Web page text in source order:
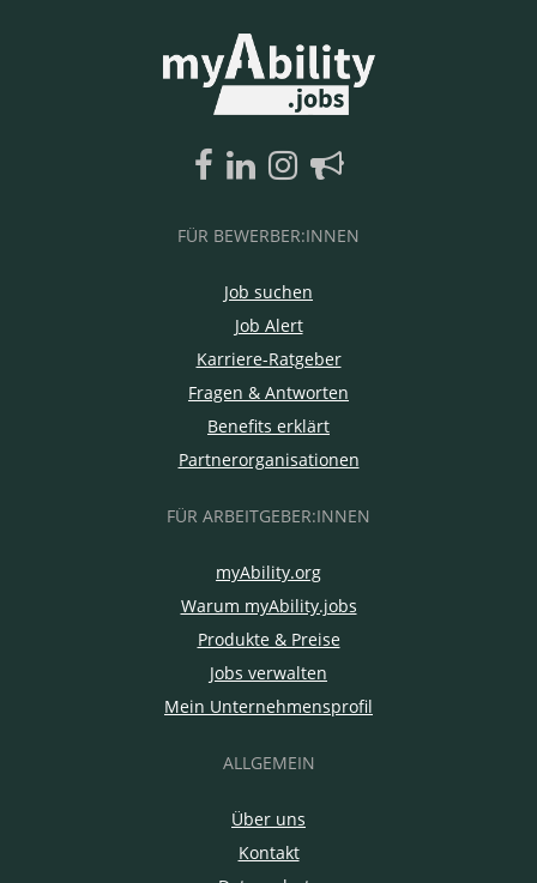
FÜR BEWERBER:INNEN
Job suchen
Job Alert
Karriere-Ratgeber
Fragen & Antworten
Benefits erklärt
Partnerorganisationen
FÜR ARBEITGEBER:INNEN
myAbility.org
Warum myAbility.jobs
Produkte & Preise
Jobs verwalten
Mein Unternehmensprofil
ALLGEMEIN
Über uns
Kontakt